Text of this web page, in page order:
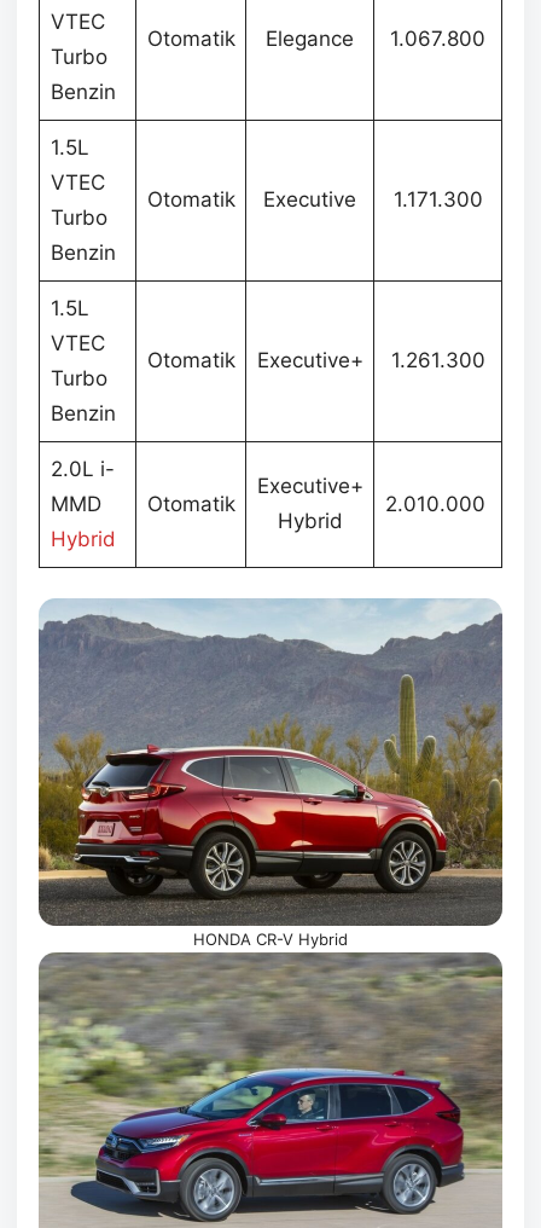
VTEC
Turbo
Benzin
Otomatik Elegance 1.067.800
1.5L
VTEC
Turbo
Benzin
Otomatik Executive 1.171.300
1.5L
VTEC
Turbo
Benzin
Otomatik Executive+ 1.261.300
2.0L i-
MMD
Hybrid
Otomatik
Executive+
Hybrid
2.010.000
HONDA CR-V Hybrid